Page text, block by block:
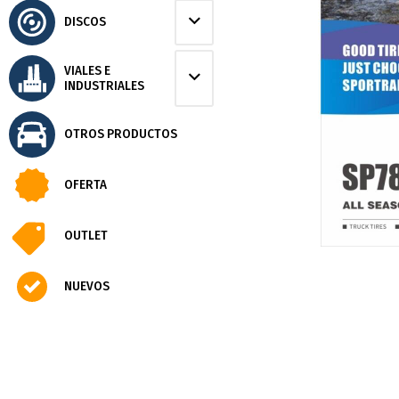
DISCOS
VIALES E
INDUSTRIALES
OTROS PRODUCTOS
OFERTA
OUTLET
NUEVOS